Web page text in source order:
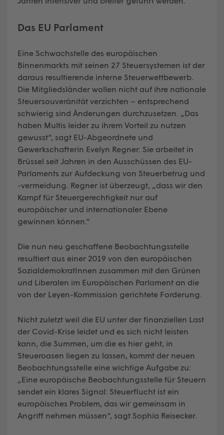
Das EU Parlament
Eine Schwachstelle des europäischen
Binnenmarkts mit seinen 27 Steuersystemen ist der
daraus resultierende interne Steuerwettbewerb.
Die Mitgliedsländer wollen nicht auf ihre nationale
Steuersouveränität verzichten – entsprechend
schwierig sind Änderungen durchzusetzen. „Das
haben Multis leider zu ihrem Vorteil zu nutzen
gewusst“, sagt EU-Abgeordnete und
Gewerkschafterin Evelyn Regner. Sie arbeitet in
Brüssel seit Jahren in den Ausschüssen des EU-
Parlaments zur Aufdeckung von Steuerbetrug und
-vermeidung. Regner ist überzeugt, „dass wir den
Kampf für Steuergerechtigkeit nur auf
europäischer und internationaler Ebene
gewinnen können.“
Die nun neu geschaffene Beobachtungsstelle
resultiert aus einer 2019 von den europäischen
SozialdemokratInnen zusammen mit den Grünen
und Liberalen im Europäischen Parlament an die
von der Leyen-Kommission gerichtete Forderung.
Nicht zuletzt weil die EU unter der finanziellen Last
der Covid-Krise leidet und es sich nicht leisten
kann, die Summen, um die es hier geht, in
Steueroasen liegen zu lassen, kommt der neuen
Beobachtungsstelle eine wichtige Aufgabe zu:
„Eine europäische Beobachtungsstelle für Steuern
sendet ein klares Signal: Steuerflucht ist ein
europäisches Problem, das wir gemeinsam in
Angriff nehmen müssen“, sagt Sophia Reisecker.